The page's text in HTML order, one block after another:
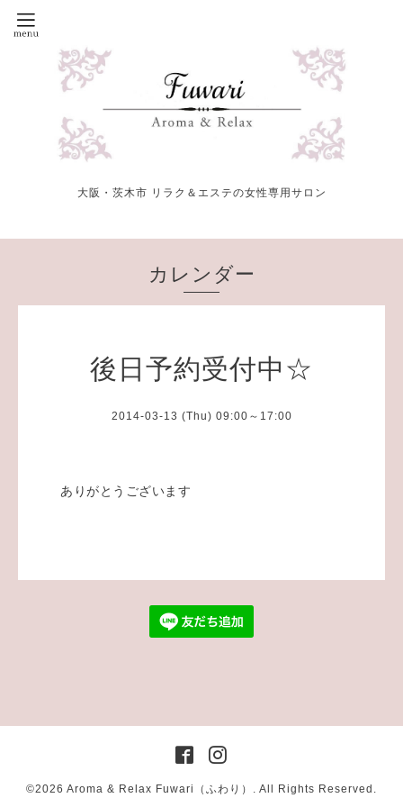
大阪・茨木市 リラク＆エステの女性専用サロン
カレンダー
後日予約受付中☆
2014-03-13 (Thu) 09:00～17:00
ありがとうございます
©2026 Aroma & Relax Fuwari（ふわり） . All Rights Reserved.